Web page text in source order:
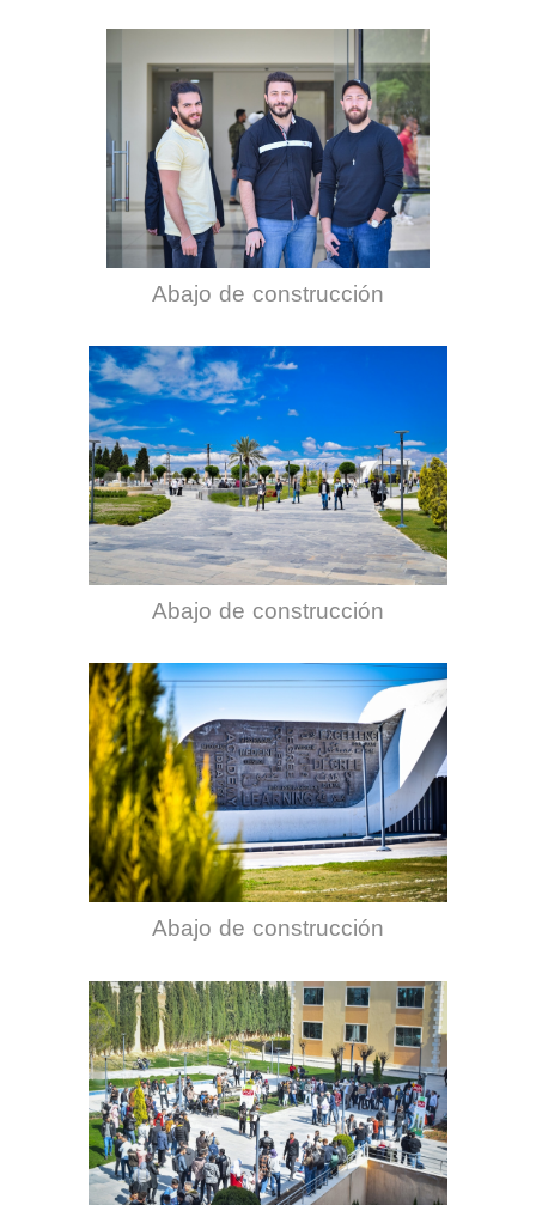
Abajo de construcción
Abajo de construcción
Abajo de construcción